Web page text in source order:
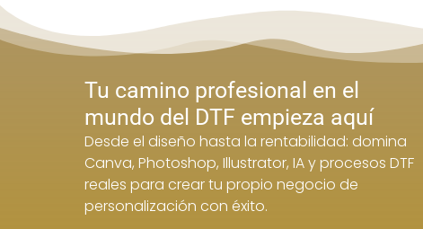
Tu camino profesional en el
mundo del DTF empieza aquí
Desde el diseño hasta la rentabilidad: domina
Canva, Photoshop, Illustrator, IA y procesos DTF
reales para crear tu propio negocio de
personalización con éxito.